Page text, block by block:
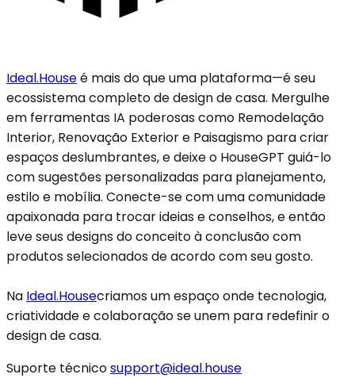
Ideal.Houseé mais do que uma plataforma—é seu
ecossistema completo de design de casa. Mergulhe
em ferramentas IA poderosas como Remodelação
Interior, Renovação Exterior e Paisagismo para criar
espaços deslumbrantes, e deixe o HouseGPT guiá-lo
com sugestões personalizadas para planejamento,
estilo e mobília. Conecte-se com uma comunidade
apaixonada para trocar ideias e conselhos, e então
leve seus designs do conceito à conclusão com
produtos selecionados de acordo com seu gosto.
Na Ideal.Housecriamos um espaço onde tecnologia,
criatividade e colaboração se unem para redefinir o
design de casa.
Suporte técnicosupport@ideal.house